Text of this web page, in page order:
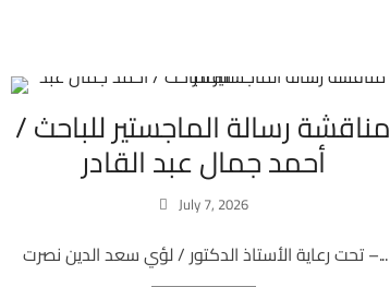
مناقشة رسالة الماجستير للباحث /
أحمد جمال عبد القادر
July 7, 2026
تحت رعاية الأستاذ الدكتور / لؤي سعد الدين نصرت –...